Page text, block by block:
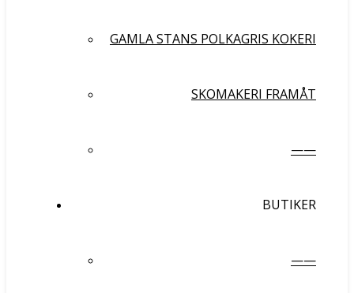
GAMLA STANS POLKAGRIS KOKERI
SKOMAKERI FRAMÅT
——
BUTIKER
——